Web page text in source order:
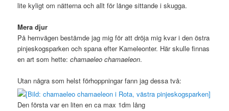
lite kyligt om nätterna och allt för länge sittande i skugga.
Mera djur
På hemvägen bestämde jag mig för att dröja mig kvar i den östra
pinjeskogsparken och spana efter Kameleonter. Här skulle finnas
en art som hette:chamaeleo chamaeleon.
Utan några som helst förhoppningar fann jag dessa två:
Den första var en liten en ca max 1dm lång